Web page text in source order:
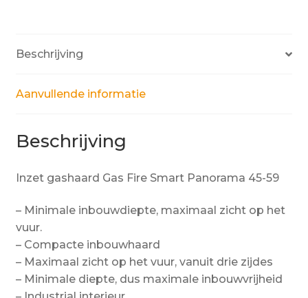
Beschrijving
Aanvullende informatie
Beschrijving
Inzet gashaard Gas Fire Smart Panorama 45-59
– Minimale inbouwdiepte, maximaal zicht op het
vuur.
– Compacte inbouwhaard
– Maximaal zicht op het vuur, vanuit drie zijdes
– Minimale diepte, dus maximale inbouwvrijheid